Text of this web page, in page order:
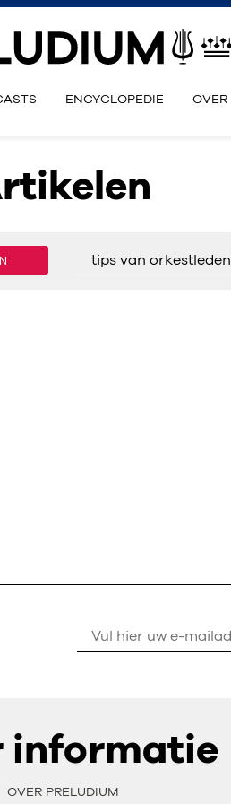
ENCYCLOPEDIE OVER
tips van orkestleden
informatie
OVER PRELUDIUM